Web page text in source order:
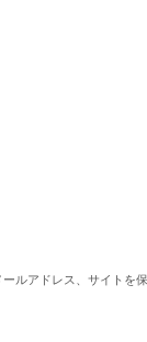
ルアドレス、サイトを